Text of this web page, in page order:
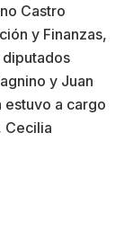
Castro
y Finanzas,
diputados
y Juan
estuvo a cargo
Cecilia